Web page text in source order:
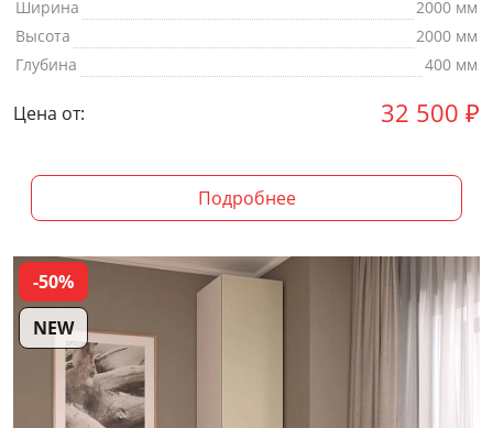
Ширина
2000 мм
Высота
2000 мм
Глубина
400 мм
Цена от: 32 500 ₽
Подробнее
-50%
NEW